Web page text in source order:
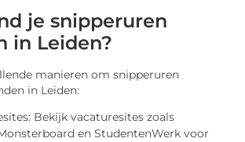
je snipperuren
in Leiden?
manieren om snipperuren
in Leiden:
Bekijk vacaturesites zoals
en StudentenWerk voor